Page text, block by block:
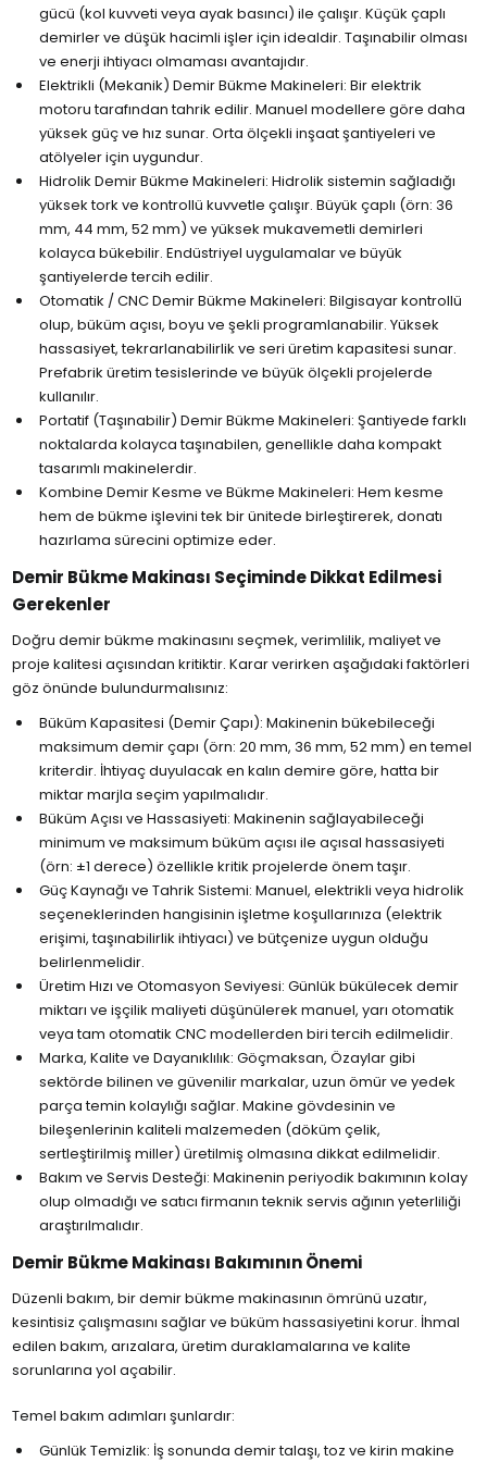
gücü (kol kuvveti veya ayak basıncı) ile çalışır. Küçük çaplı
demirler ve düşük hacimli işler için idealdir. Taşınabilir olması
ve enerji ihtiyacı olmaması avantajıdır.
Elektrikli (Mekanik) Demir Bükme Makineleri: Bir elektrik
motoru tarafından tahrik edilir. Manuel modellere göre daha
yüksek güç ve hız sunar. Orta ölçekli inşaat şantiyeleri ve
atölyeler için uygundur.
Hidrolik Demir Bükme Makineleri: Hidrolik sistemin sağladığı
yüksek tork ve kontrollü kuvvetle çalışır. Büyük çaplı (örn: 36
mm, 44 mm, 52 mm) ve yüksek mukavemetli demirleri
kolayca bükebilir. Endüstriyel uygulamalar ve büyük
şantiyelerde tercih edilir.
Otomatik / CNC Demir Bükme Makineleri: Bilgisayar kontrollü
olup, büküm açısı, boyu ve şekli programlanabilir. Yüksek
hassasiyet, tekrarlanabilirlik ve seri üretim kapasitesi sunar.
Prefabrik üretim tesislerinde ve büyük ölçekli projelerde
kullanılır.
Portatif (Taşınabilir) Demir Bükme Makineleri: Şantiyede farklı
noktalarda kolayca taşınabilen, genellikle daha kompakt
tasarımlı makinelerdir.
Kombine Demir Kesme ve Bükme Makineleri: Hem kesme
hem de bükme işlevini tek bir ünitede birleştirerek, donatı
hazırlama sürecini optimize eder.
Demir Bükme Makinası Seçiminde Dikkat Edilmesi
Gerekenler
Doğru demir bükme makinasını seçmek, verimlilik, maliyet ve
proje kalitesi açısından kritiktir. Karar verirken aşağıdaki faktörleri
göz önünde bulundurmalısınız:
Büküm Kapasitesi (Demir Çapı): Makinenin bükebileceği
maksimum demir çapı (örn: 20 mm, 36 mm, 52 mm) en temel
kriterdir. İhtiyaç duyulacak en kalın demire göre, hatta bir
miktar marjla seçim yapılmalıdır.
Büküm Açısı ve Hassasiyeti: Makinenin sağlayabileceği
minimum ve maksimum büküm açısı ile açısal hassasiyeti
(örn: ±1 derece) özellikle kritik projelerde önem taşır.
Güç Kaynağı ve Tahrik Sistemi: Manuel, elektrikli veya hidrolik
seçeneklerinden hangisinin işletme koşullarınıza (elektrik
erişimi, taşınabilirlik ihtiyacı) ve bütçenize uygun olduğu
belirlenmelidir.
Üretim Hızı ve Otomasyon Seviyesi: Günlük bükülecek demir
miktarı ve işçilik maliyeti düşünülerek manuel, yarı otomatik
veya tam otomatik CNC modellerden biri tercih edilmelidir.
Marka, Kalite ve Dayanıklılık: Göçmaksan, Özaylar gibi
sektörde bilinen ve güvenilir markalar, uzun ömür ve yedek
parça temin kolaylığı sağlar. Makine gövdesinin ve
bileşenlerinin kaliteli malzemeden (döküm çelik,
sertleştirilmiş miller) üretilmiş olmasına dikkat edilmelidir.
Bakım ve Servis Desteği: Makinenin periyodik bakımının kolay
olup olmadığı ve satıcı firmanın teknik servis ağının yeterliliği
araştırılmalıdır.
Demir Bükme Makinası Bakımının Önemi
Düzenli bakım, bir demir bükme makinasının ömrünü uzatır,
kesintisiz çalışmasını sağlar ve büküm hassasiyetini korur. İhmal
edilen bakım, arızalara, üretim duraklamalarına ve kalite
sorunlarına yol açabilir.
Temel bakım adımları şunlardır:
Günlük Temizlik: İş sonunda demir talaşı, toz ve kirin makine